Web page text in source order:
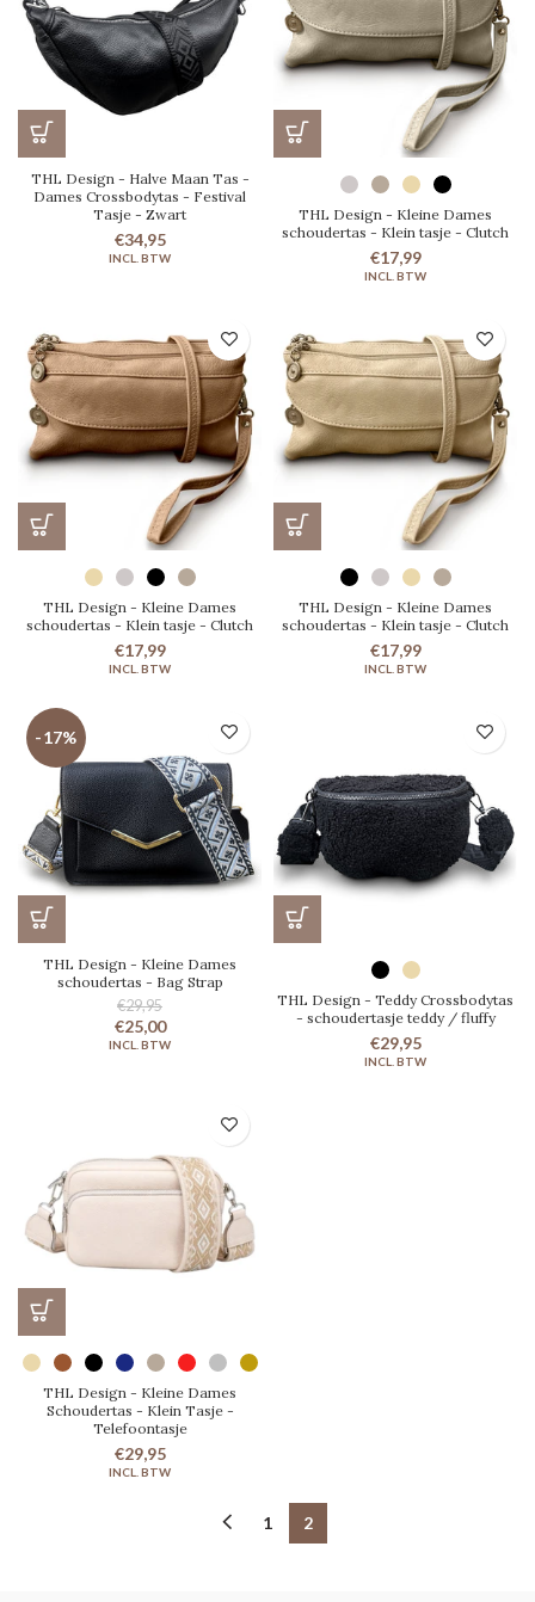
THL Design - Halve Maan Tas -
Dames Crossbodytas - Festival
Tasje - Zwart
€34,95
THL Design - Kleine Dames
schoudertas - Klein tasje - Clutch
€17,99
THL Design - Kleine Dames
schoudertas - Klein tasje - Clutch
€17,99
THL Design - Kleine Dames
schoudertas - Klein tasje - Clutch
€17,99
-17%
THL Design - Kleine Dames
schoudertas - Bag Strap
€29,95
€25,00
THL Design - Teddy Crossbodytas
- schoudertasje teddy / fluffy
€29,95
THL Design - Kleine Dames
Schoudertas - Klein Tasje -
Telefoontasje
€29,95
1 2